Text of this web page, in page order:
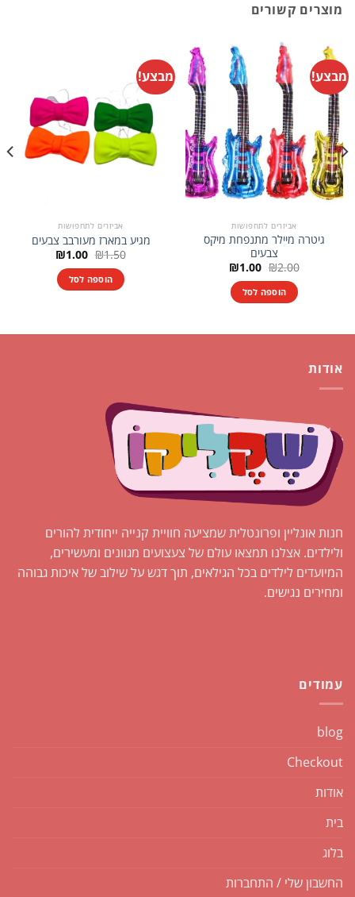
מוצרים קשורים
מבצע!
אביזרים לתחפושות
גיטרה מיילר מתנפחת מיקס
צבעים
₪2.00 המחיר
היה:
₪2.00.
₪1.00 המחיר
הוספה לסל
מבצע!
אביזרים לתחפושות
מגיע במארז מעורבב צבעים
₪1.50 המחיר
המקורי
היה:
₪1.50.
₪1.00 המחיר
הנוכחי
הוספה לסל
אודות
חנות אונליין ופרונטלית שמציעה חוויית קנייה ייחודית להורים
ולילדים. אצלנו תמצאו עולם של צעצועים מגוונים ומעשירים,
המיועדים לילדים בכל הגילאים, תוך דגש על שילוב של איכות גבוהה
ומחירים נגישים.
עמודים
blog
Checkout
אודות
בית
בלוג
החשבון שלי / התחברות